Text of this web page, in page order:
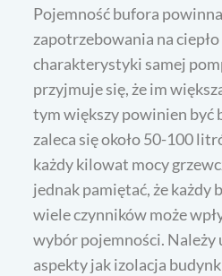
Pojemność bufora
zapotrzebowania na
charakterystyki samej
przyjmuje się, że im
tym większy powinien być
zaleca się około 50-100
każdy kilowat mocy
jednak pamiętać, że każdy
wiele czynników może
wybór pojemności. Należy
aspekty jak izolacja